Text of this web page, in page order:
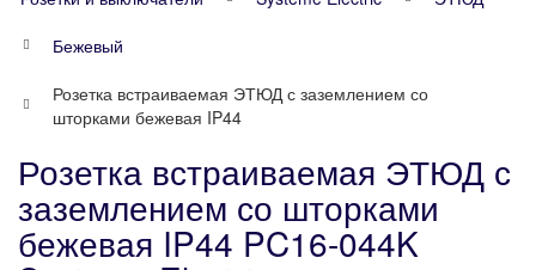
Бежевый
Розетка встраиваемая ЭТЮД с заземлением со
шторками бежевая IP44
Розетка встраиваемая ЭТЮД с
заземлением со шторками
бежевая IP44 PC16-044K